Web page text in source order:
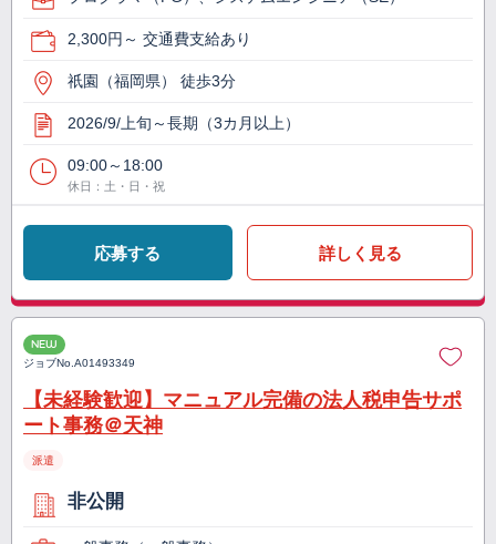
2,300円～ 交通費支給あり
祇園（福岡県） 徒歩3分
2026/9/上旬～長期（3カ月以上）
09:00～18:00
休日：土・日・祝
応募する 詳しく見る
NEW
ジョブNo.A01493349
【未経験歓迎】マニュアル完備の法人税申告サポ
ート事務＠天神
派遣
非公開